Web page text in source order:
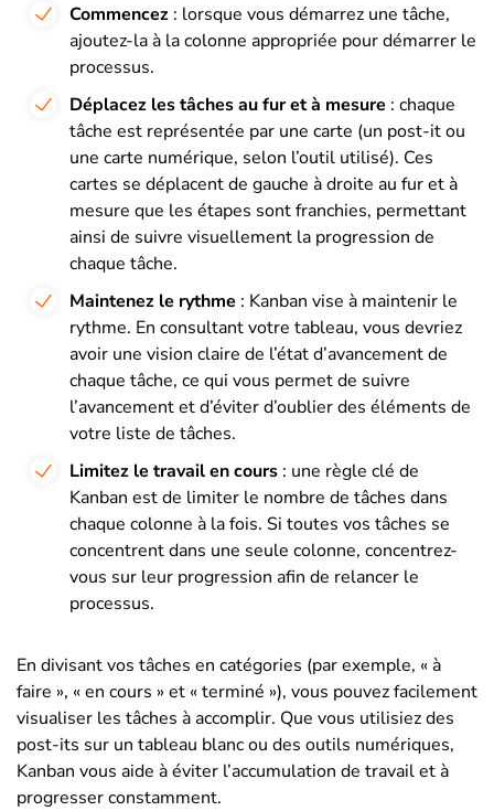
Commencez : lorsque vous démarrez une tâche,
ajoutez-la à la colonne appropriée pour démarrer le
processus.
Déplacez les tâches au fur et à mesure : chaque
tâche est représentée par une carte (un post-it ou
une carte numérique, selon l’outil utilisé). Ces
cartes se déplacent de gauche à droite au fur et à
mesure que les étapes sont franchies, permettant
ainsi de suivre visuellement la progression de
chaque tâche.
Maintenez le rythme : Kanban vise à maintenir le
rythme. En consultant votre tableau, vous devriez
avoir une vision claire de l’état d’avancement de
chaque tâche, ce qui vous permet de suivre
l’avancement et d’éviter d’oublier des éléments de
votre liste de tâches.
Limitez le travail en cours : une règle clé de
Kanban est de limiter le nombre de tâches dans
chaque colonne à la fois. Si toutes vos tâches se
concentrent dans une seule colonne, concentrez-
vous sur leur progression afin de relancer le
processus.
En divisant vos tâches en catégories (par exemple, « à
faire », « en cours » et « terminé »), vous pouvez facilement
visualiser les tâches à accomplir. Que vous utilisiez des
post-its sur un tableau blanc ou des outils numériques,
Kanban vous aide à éviter l’accumulation de travail et à
progresser constamment.